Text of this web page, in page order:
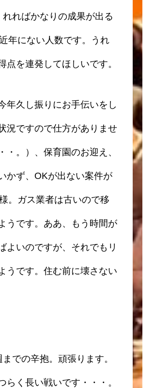
ればかなりの成果が出る
年にない人数です。うれ
を連発してほしいです。
年久し振りにお手伝いをし
況ですので仕方がありませ
。）、保育園のお迎え、
かず、OKが出ない案件が
。ガス業者は古いので移
うです。ああ、もう時間が
よいのですが、それでもリ
うです。住む前に壊さない
での辛抱。頑張ります。
く長い戦いです・・・。